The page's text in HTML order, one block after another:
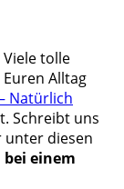
tolle
Alltag
Natürlich
Schreibt uns
unter diesen
bei einem